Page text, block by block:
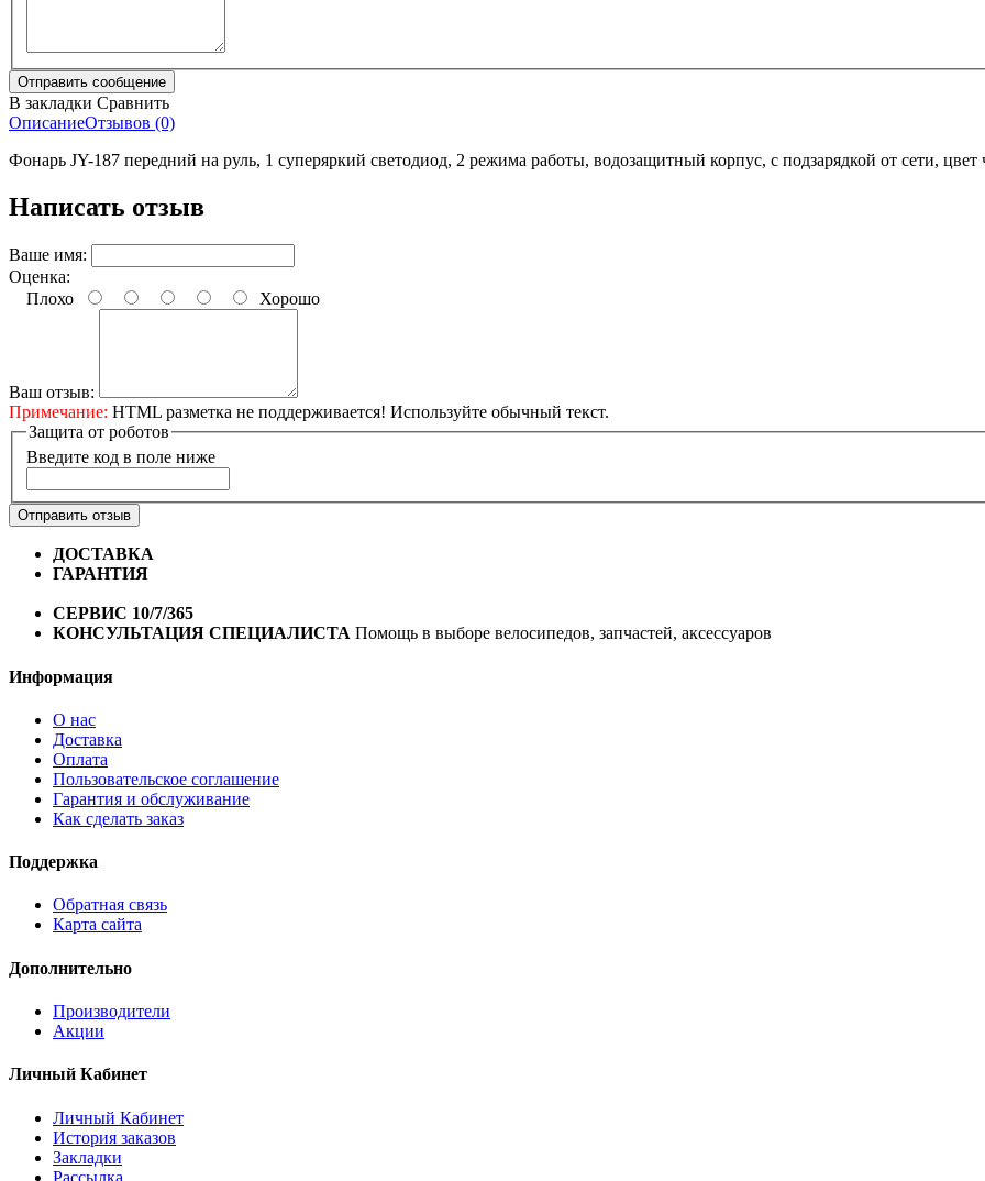
В закладки Сравнить
ОписаниеОтзывов (0)
Фонарь JY-187 передний на руль, 1 суперяркий светодиод, 2 режима работы, водозащитный корпус, с подзарядкой от сети, цвет
Написать отзыв
Ваше имя:
Оценка:
Плохо
Хорошо
Ваш отзыв:
Примечание: HTML разметка не поддерживается! Используйте обычный текст.
Защита от роботов
Введите код в поле ниже
Отправить отзыв
ДОСТАВКА
ГАРАНТИЯ
СЕРВИС 10/7/365
КОНСУЛЬТАЦИЯ СПЕЦИАЛИСТА Помощь в выборе велосипедов, запчастей, аксессуаров
Информация
О нас
Доставка
Оплата
Пользовательское соглашение
Гарантия и обслуживание
Как сделать заказ
Поддержка
Обратная связь
Карта сайта
Дополнительно
Производители
Акции
Личный Кабинет
Личный Кабинет
История заказов
Закладки
Рассылка